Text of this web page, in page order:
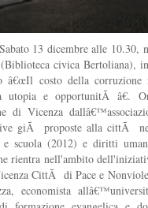
13 dicembre alle 10.30,
civica Bertoliana),
costo della corruzione
e opportunitÃ â€.
di Vicenza
giÃ proposte alla cittÃ
scuola (2012) e diritti
rientra nell'ambito
CittÃ di Pace e
economista